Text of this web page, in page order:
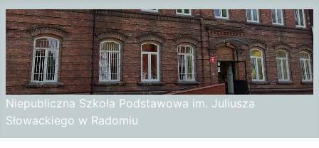
Niepubliczna Szkoła Podstawowa im. Juliusza
Słowackiego w Radomiu